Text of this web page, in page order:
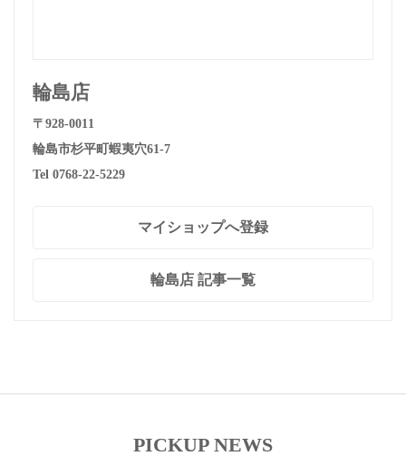
輪島店
〒928-0011
輪島市杉平町蝦夷穴61-7
Tel 0768-22-5229
マイショップへ登録
輪島店 記事一覧
PICKUP NEWS